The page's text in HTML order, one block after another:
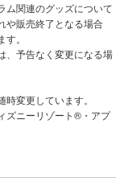
ム関連のグッズについて
や販売終了となる場合
。
、予告なく変更になる場
変更しています。
ズニーリゾート®・アプ